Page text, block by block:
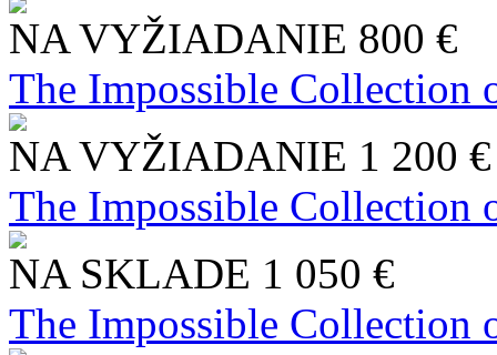
NA VYŽIADANIE 800 €
The Impossible Collection
NA VYŽIADANIE 1 200 €
The Impossible Collection
NA SKLADE 1 050 €
The Impossible Collection